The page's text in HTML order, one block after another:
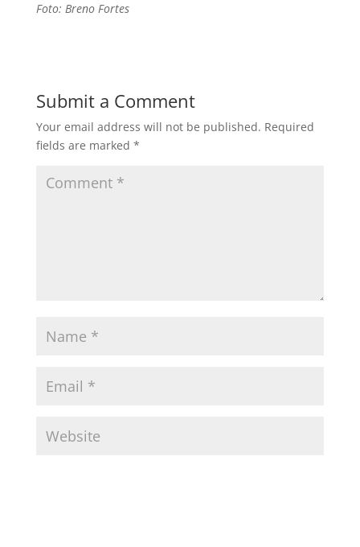
Foto: Breno Fortes
Submit a Comment
Your email address will not be published. Required
fields are marked *